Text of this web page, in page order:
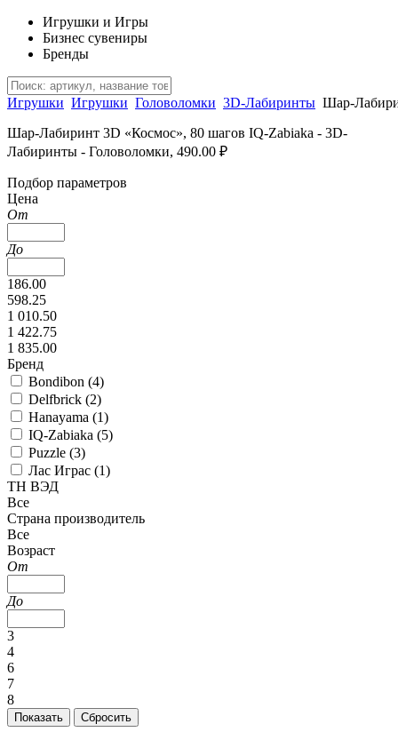
Игрушки и Игры
Бизнес сувениры
Бренды
Игрушки Игрушки Головоломки 3D-Лабиринты Шар-
Шар-Лабиринт 3D «Космос», 80 шагов IQ-Zabiaka - 3D-
Лабиринты - Головоломки, 490.00 ₽
Подбор параметров
Цена
От
До
186.00
598.25
1 010.50
1 422.75
1 835.00
Бренд
Bondibon (4)
Delfbrick (2)
Hanayama (1)
IQ-Zabiaka (5)
Puzzle (3)
Лас Играс (1)
ТН ВЭД
Все
Страна производитель
Все
Возраст
От
До
3
4
6
7
8